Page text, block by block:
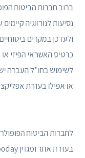
ברוב חברות הביטוח
נסיעות לנורווגיה
ולעדכן במקרים
כרטיס האשראי הפיזי
לשימוש בחו"ל העברה
או אפילו בעזרת
לחברות הביטוח